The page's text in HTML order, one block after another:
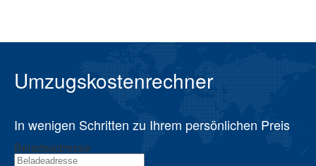
Umzugskostenrechner
In wenigen Schritten zu Ihrem persönlichen Preis
Beladeadresse